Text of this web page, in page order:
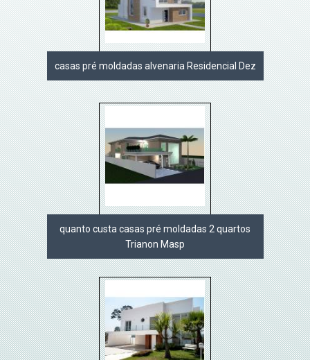
casas pré moldadas alvenaria Residencial Dez
quanto custa casas pré moldadas 2 quartos
Trianon Masp